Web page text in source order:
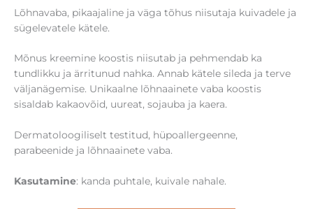
Lõhnavaba, pikaajaline ja väga tõhus niisutaja kuivadele ja
sügelevatele kätele.
Mõnus kreemine koostis niisutab ja pehmendab ka
tundlikku ja ärritunud nahka. Annab kätele sileda ja terve
väljanägemise. Unikaalne lõhnaainete vaba koostis
sisaldab kakaovõid, uureat, sojauba ja kaera.
Dermatoloogiliselt testitud, hüpoallergeenne,
parabeenide ja lõhnaainete vaba.
Kasutamine: kanda puhtale, kuivale nahale.